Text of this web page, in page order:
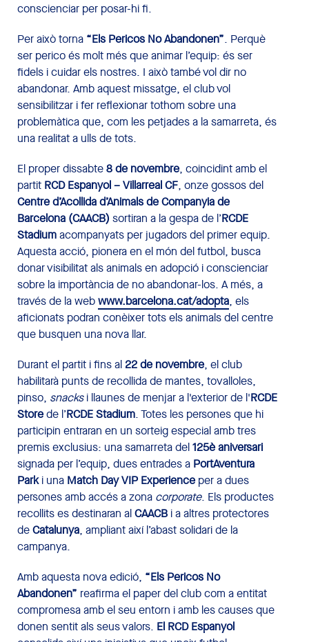
conscienciar per posar-hi fi.
Per això torna “Els Pericos No Abandonen”. Perquè
ser perico és molt més que animar l’equip: és ser
fidels i cuidar els nostres. I això també vol dir no
abandonar. Amb aquest missatge, el club vol
sensibilitzar i fer reflexionar tothom sobre una
problemàtica que, com les petjades a la samarreta, és
una realitat a ulls de tots.
El proper dissabte8 de novembre, coincidint amb el
partit RCD Espanyol – Villarreal CF, onze gossos del
Centre d’Acollida d’Animals de Companyia de
Barcelona (CAACB) sortiran a la gespa de l’RCDE
Stadiumacompanyats per jugadors del primer equip.
Aquesta acció, pionera en el món del futbol, busca
donar visibilitat als animals en adopció i conscienciar
sobre la importància de no abandonar-los. A més, a
través de la webwww.barcelona.cat/adopta, els
aficionats podran conèixer tots els animals del centre
que busquen una nova llar.
Durant el partit i fins al 22 de novembre, el club
habilitarà punts de recollida de mantes, tovalloles,
pinso, snacksi llaunes de menjar a l'exterior de l'RCDE
Storede l’RCDE Stadium. Totes les persones que hi
participin entraran en un sorteig especial amb tres
premis exclusius: una samarreta del125è aniversari
signada per l’equip, dues entrades a PortAventura
Parki una Match Day VIP Experienceper a dues
persones amb accés a zona corporate. Els productes
recollits es destinaran alCAACB i a altres protectores
deCatalunya, ampliant així l’abast solidari de la
campanya.
Amb aquesta nova edició, “Els Pericos No
Abandonen” reafirma el paper del club com a entitat
compromesa amb el seu entorn i amb les causes que
donen sentit als seus valors. El RCD Espanyol